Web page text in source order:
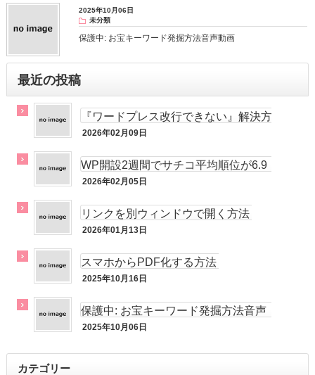
2025年10月06日
未分類
保護中: お宝キーワード発掘方法音声動画
最近の投稿
『ワードプレス改行できない』解決方
法！
2026年02月09日
WP開設2週間でサチコ平均順位が6.9
位!!
2026年02月05日
リンクを別ウィンドウで開く方法
2026年01月13日
スマホからPDF化する方法
2025年10月16日
保護中: お宝キーワード発掘方法音声
動画
2025年10月06日
カテゴリー